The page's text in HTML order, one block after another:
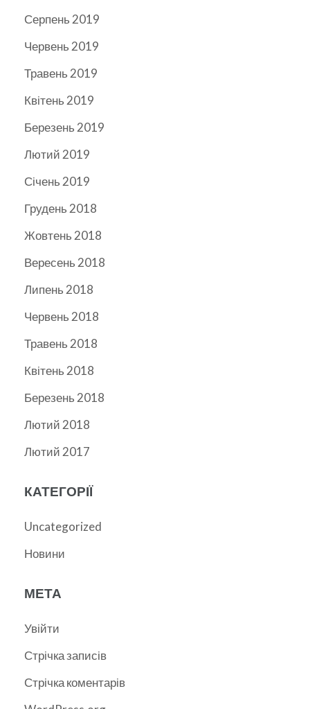
Серпень 2019
Червень 2019
Травень 2019
Квітень 2019
Березень 2019
Лютий 2019
Січень 2019
Грудень 2018
Жовтень 2018
Вересень 2018
Липень 2018
Червень 2018
Травень 2018
Квітень 2018
Березень 2018
Лютий 2018
Лютий 2017
КАТЕГОРІЇ
Uncategorized
Новини
МЕТА
Увійти
Стрічка записів
Стрічка коментарів